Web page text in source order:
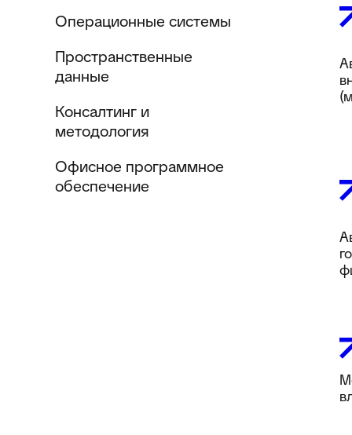
Операционные системы
Пространственные
данные
Консалтинг и
методология
Офисное программное
обеспечение